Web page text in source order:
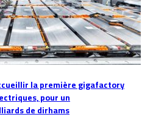
la première gigafactory
pour un
de dirhams